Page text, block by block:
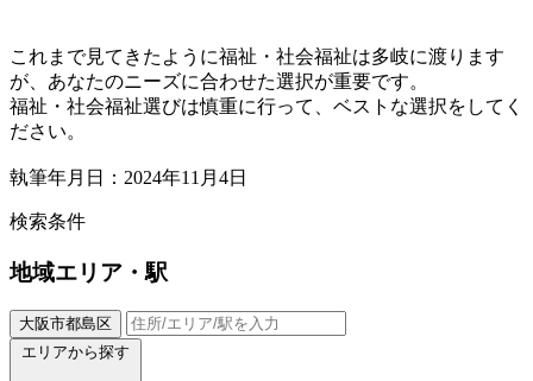
これまで見てきたように福祉・社会福祉は多岐に渡ります
が、あなたのニーズに合わせた選択が重要です。
福祉・社会福祉選びは慎重に行って、ベストな選択をしてく
ださい。
執筆年月日：2024年11月4日
検索条件
地域エリア・駅
大阪市都島区
エリアから探す